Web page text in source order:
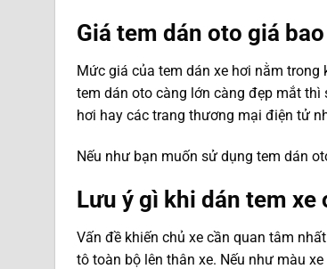
Giá tem dán oto giá
Mức giá của tem dán xe hơi nằm
tem dán oto càng lớn càng đẹp mắt thì
hơi hay các trang thương mại điện tử
Nếu như bạn muốn sử dụng tem dán
Lưu ý gì khi dán tem xe
Vấn đề khiến chủ xe cần quan tâm
tô toàn bộ lên thân xe. Nếu như màu